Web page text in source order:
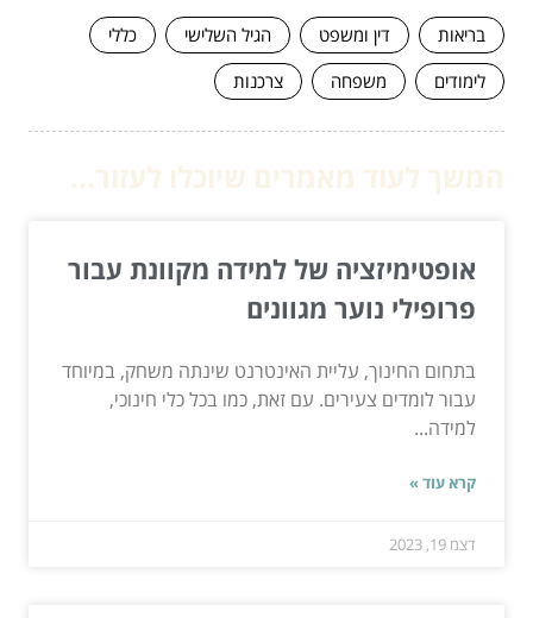
בריאות דין ומשפט הגיל השלישי
כללי
לימודים
משפחה צרכנות
אופטימיזציה של למידה מקוונת עבור
פרופילי נוער מגוונים
בתחום החינוך, עליית האינטרנט שינתה משחק, במיוחד
עבור לומדים צעירים. עם זאת, כמו בכל כלי חינוכי,
למידה...
קרא עוד »
דצמ 19, 2023